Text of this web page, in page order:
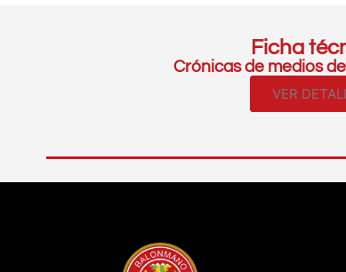
Ficha
Crónicas de medios
VER